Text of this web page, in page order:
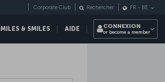
MILES & SMILES AIDE
Corporate Club Rechercher FR - BE
CONNEXION
or become a member